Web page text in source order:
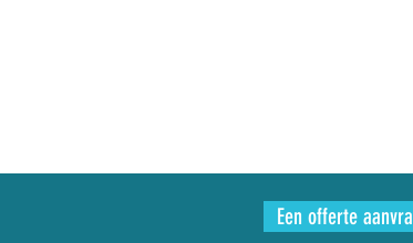
Een offerte